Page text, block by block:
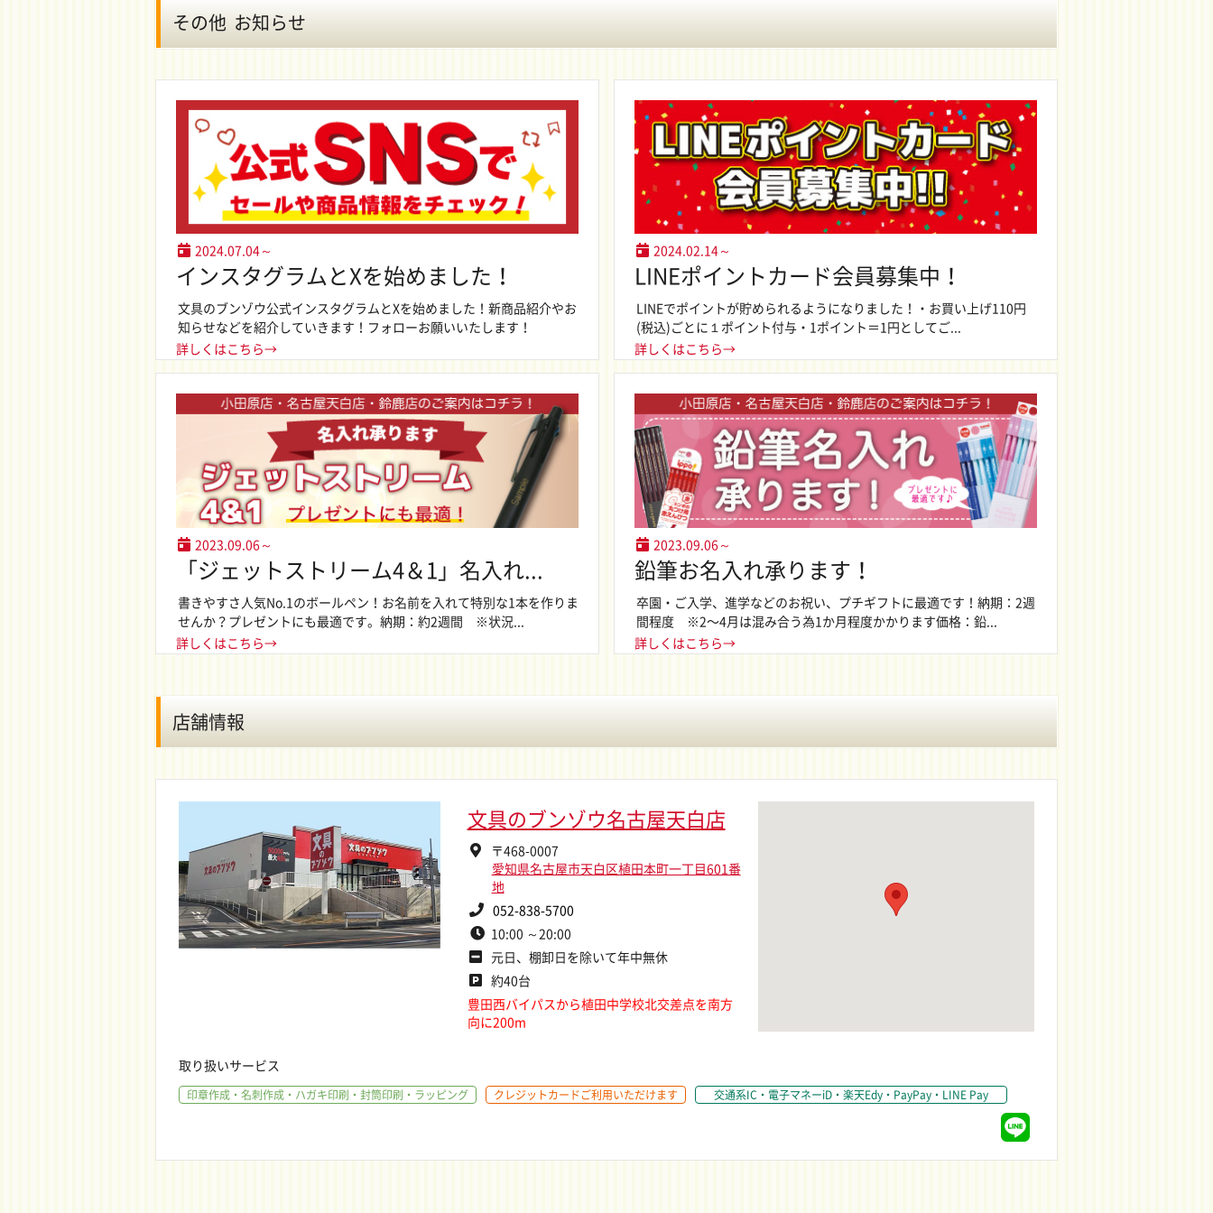
その他 お知らせ
2024.07.04～
インスタグラムとXを始めました！
文具のブンゾウ公式インスタグラムとXを始めました！新商品紹介やお
知らせなどを紹介していきます！フォローお願いいたします！
詳しくはこちら→
2024.02.14～
LINEポイントカード会員募集中！
LINEでポイントが貯められるようになりました！・お買い上げ110円
(税込)ごとに１ポイント付与・1ポイント＝1円としてご...
詳しくはこちら→
2023.09.06～
「ジェットストリーム4＆1」名入れ...
書きやすさ人気No.1のボールペン！お名前を入れて特別な1本を作りま
せんか？プレゼントにも最適です。納期：約2週間 ※状況...
詳しくはこちら→
2023.09.06～
鉛筆お名入れ承ります！
卒園・ご入学、進学などのお祝い、プチギフトに最適です！納期：2週
間程度 ※2〜4月は混み合う為1か月程度かかります価格：鉛...
詳しくはこちら→
店舗情報
文具のブンゾウ名古屋天白店
〒468-0007
愛知県名古屋市天白区植田本町一丁目601番
地
052-838-5700
10:00 ～20:00
元日、棚卸日を除いて年中無休
約40台
豊田西バイパスから植田中学校北交差点を南方
向に200m
取り扱いサービス
印章作成・名刺作成・ハガキ印刷・封筒印刷・ラッピング クレジットカードご利用いただけます 交通系IC・電子マネーiD・楽天Edy・PayPay・LINE Pay